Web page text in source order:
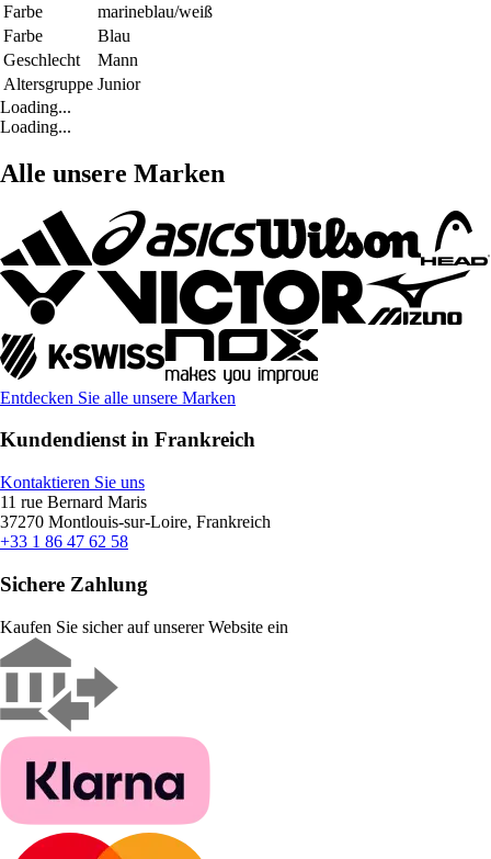
Farbe
marineblau/weiß
Farbe
Blau
Geschlecht
Mann
Altersgruppe Junior
Loading...
Loading...
Alle unsere Marken
Entdecken Sie alle unsere Marken
Kundendienst in Frankreich
Kontaktieren Sie uns
11 rue Bernard Maris
37270 Montlouis-sur-Loire, Frankreich
+33 1 86 47 62 58
Sichere Zahlung
Kaufen Sie sicher auf unserer Website ein